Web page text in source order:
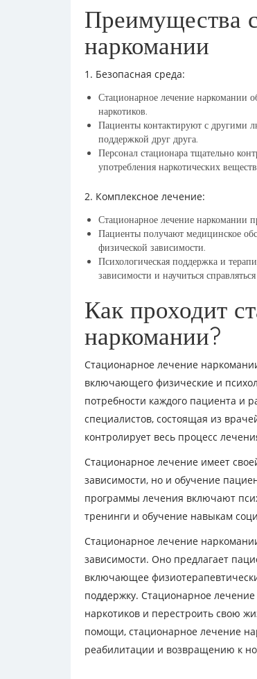
Преимущества
наркомании
1. Безопасная среда:
Стационарное лечение наркомании
наркотиков.
Пациенты контактируют с другими
поддержкой друг друга.
Персонал стационара тщательно
употребления наркотических
2. Комплексное лечение:
Стационарное лечение наркомании
Пациенты получают медицинское
физической зависимости.
Психологическая поддержка и
зависимости и научиться
Как проходит
наркомании?
Стационарное лечение
включающего физические и
потребности каждого пациента и
специалистов, состоящая из
контролирует весь процесс
Стационарное лечение имеет
зависимости, но и обучение
программы лечения включают
тренинги и обучение навыкам
Стационарное лечение
зависимости. Оно предлагает
включающее
поддержку. Стационарное
наркотиков и перестроить свою
помощи, стационарное лечение
реабилитации и возвращению к